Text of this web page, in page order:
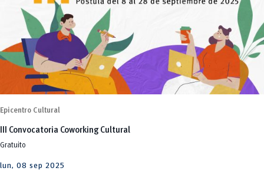
Epicentro Cultural
III Convocatoria Coworking Cultural
Gratuito
lun, 08 sep 2025